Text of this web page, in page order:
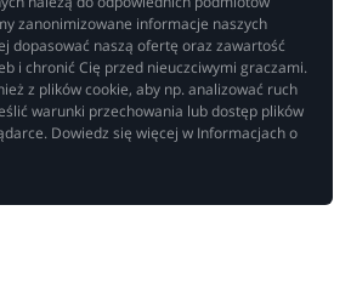
zanonimizowane informacje naszych
dopasować naszą ofertę oraz zawartość
i chronić Cię przed nieuczciwymi graczami.
z plików cookie, aby np. analizować ruch
warunki przechowania lub dostęp plików
Dowiedz się więcej w Informacjach o